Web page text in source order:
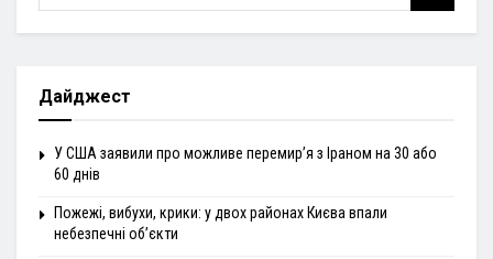
Дайджест
У США заявили про можливе перемир’я з Іраном на 30 або
60 днів
Пожежі, вибухи, крики: у двох районах Києва впали
небезпечні об’єкти